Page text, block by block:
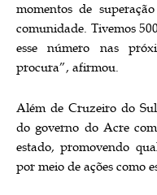
momentos de
comunidade. Tivemos
esse número nas
procura”, afirmou.
Além de Cruzeiro do
do governo do Acre
estado, promovendo
por meio de ações como